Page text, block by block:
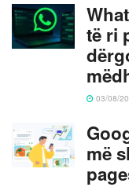
të ri
03/08/
më